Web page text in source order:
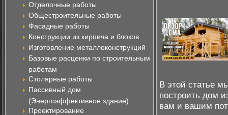
Отделочные работы
Общестроительные работы
Фасадные работы
Конструкции из кирпича и блоков
Изготовление металлоконструкций
Базовые расценки по строительным
работам
Столярные работы
Пассивный дом
(Энергоэффективное здание)
Проектирование
В этой статье
построить дом
вам и вашим